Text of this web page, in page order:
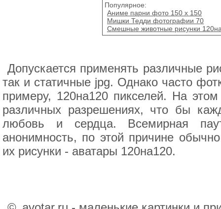
Популярное:
Аниме парни фото 150 x 150
Мишки Тедди фотографии 70
Смешные животные рисунки
Допускается применять различные
так и статичные jpg. Однако часто
примеру, 120на120 пикселей. На
различных разрешениях, что бы
любовь и сердца. Всемирная
анонимность, по этой причине
их рисунки - аватары 120на120.